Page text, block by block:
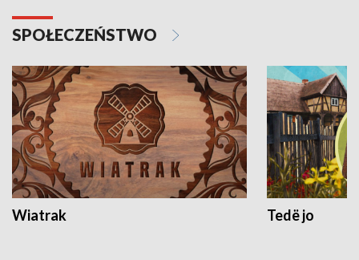
SPOŁECZEŃSTWO
Wiatrak Tedë jo